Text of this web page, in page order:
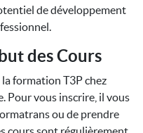
de développement
des Cours
formation T3P chez
Pour vous inscrire, il vous
ou de prendre